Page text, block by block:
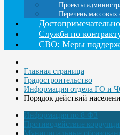
Проекты
Перечень
Служба по
СВО: Меры
Главная страница
Градостроительство
Информация отдела ГО и
Порядок действий
Информация по 8-ФЗ
Противодействие
Муниципальные